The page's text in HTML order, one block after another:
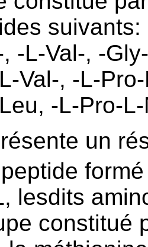
suivants:
-L-Val-, -
Val-, -L-
-L-Pro-
un
lesdits
constitué